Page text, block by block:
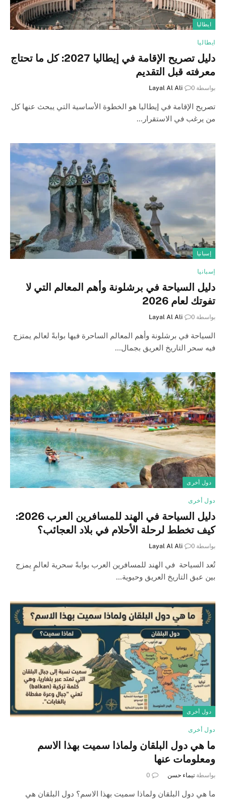
ايطاليا
ايطاليا
دليل تصريح الإقامة في إيطاليا 2027: كل ما تحتاج
معرفته قبل التقديم
بواسطة Layal Al Ali 0
تصريح الإقامة في إيطاليا هو الخطوة الأساسية التي يبحث عنها كل
من يرغب في الاستقرار…
إسبانيا
إسبانيا
دليل السياحة في برشلونة وأهم المعالم التي لا
تفوتك لعام 2026
بواسطة Layal Al Ali 0
السياحة في برشلونة وأهم المعالم الساحرة فيها بوابةً لعالم يمتزج
فيه سحر التاريخ العريق بجمال…
دول أخرى
دول أخرى
دليل السياحة في الهند للمسافرين العرب 2026:
كيف تخطط لرحلة الأحلام في بلاد العجائب؟
بواسطة Layal Al Ali 0
تُعد السياحة في الهند للمسافرين العرب بوابةً سحرية لعالمٍ يمزج
بين عبق التاريخ العريق وحيوية…
دول أخرى
دول أخرى
ما هي دول البلقان ولماذا سميت بهذا الاسم
ومعلومات عنها
بواسطة تيماء حسن 0
ما هي دول البلقان ولماذا سميت بهذا الاسم؟ دول البلقان هي